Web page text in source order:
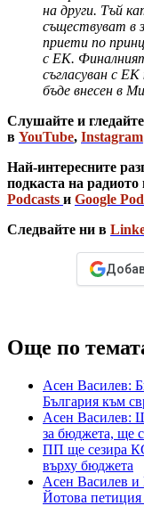
на други. Тъй
съществуват в
приети по
с ЕК.
съгласуван с
бъде внесен в
Слушайте и
в YouTube, Instagram
Най-интересните
подкаста на радиото
Podcasts и Google
Следвайте ни в
Още по
Асен Василев:
България към
Асен Василев:
за бюджета, ще
ПП ще сезира
върху бюджета
Асен Василев и
Йотова